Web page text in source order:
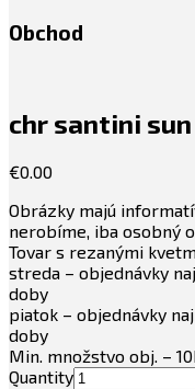
Obchod
chr santini sun
€0.00
Obrázky majú
nerobíme, iba osobný
Tovar s rezanými
streda – objednávky
doby
piatok – objednávky
doby
Min. množstvo obj. –
Quantity